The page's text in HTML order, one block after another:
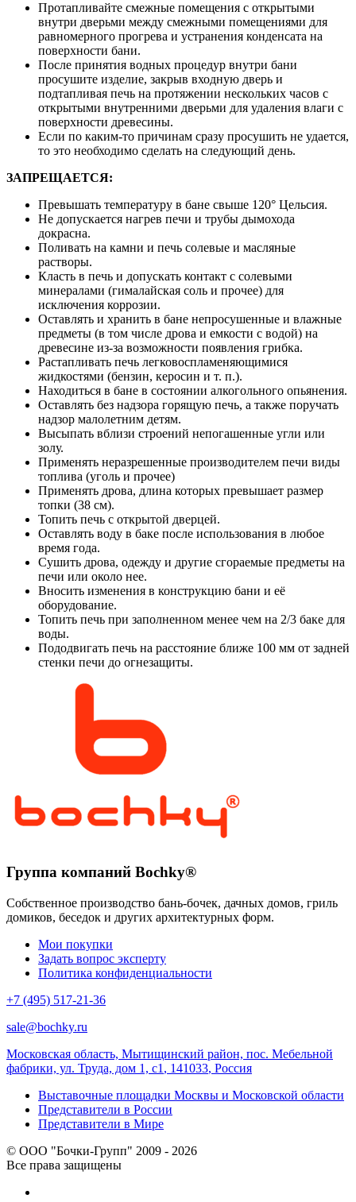
Протапливайте смежные помещения с открытыми
внутри дверьми между смежными помещениями для
равномерного прогрева и устранения конденсата на
поверхности бани.
После принятия водных процедур внутри бани
просушите изделие, закрыв входную дверь и
подтапливая печь на протяжении нескольких часов с
открытыми внутренними дверьми для удаления влаги с
поверхности древесины.
Если по каким-то причинам сразу просушить не удается,
то это необходимо сделать на следующий день.
ЗАПРЕЩАЕТСЯ:
Превышать температуру в бане свыше 120° Цельсия.
Не допускается нагрев печи и трубы дымохода
докрасна.
Поливать на камни и печь солевые и масляные
растворы.
Класть в печь и допускать контакт с солевыми
минералами (гималайская соль и прочее) для
исключения коррозии.
Оставлять и хранить в бане непросушенные и влажные
предметы (в том числе дрова и емкости с водой) на
древесине из-за возможности появления грибка.
Растапливать печь легковоспламеняющимися
жидкостями (бензин, керосин и т. п.).
Находиться в бане в состоянии алкогольного опьянения.
Оставлять без надзора горящую печь, а также поручать
надзор малолетним детям.
Высыпать вблизи строений непогашенные угли или
золу.
Применять неразрешенные производителем печи виды
топлива (уголь и прочее)
Применять дрова, длина которых превышает размер
топки (38 см).
Топить печь с открытой дверцей.
Оставлять воду в баке после использования в любое
время года.
Сушить дрова, одежду и другие сгораемые предметы на
печи или около нее.
Вносить изменения в конструкцию бани и её
оборудование.
Топить печь при заполненном менее чем на 2/3 баке для
воды.
Пододвигать печь на расстояние ближе 100 мм от задней
стенки печи до огнезащиты.
Группа компаний Bochky®
Собственное производство бань-бочек, дачных домов, гриль
домиков, беседок и других архитектурных форм.
Мои покупки
Задать вопрос эксперту
Политика конфиденциальности
+7 (495) 517-21-36
sale@bochky.ru
Московская область, Мытищинский район, пос. Мебельной
фабрики, ул. Труда, дом 1, с1 , 141033, Россия
Выставочные площадки Москвы и Московской области
Представители в России
Представители в Мире
© ООО "Бочки-Групп" 2009 - 2026
Все права защищены